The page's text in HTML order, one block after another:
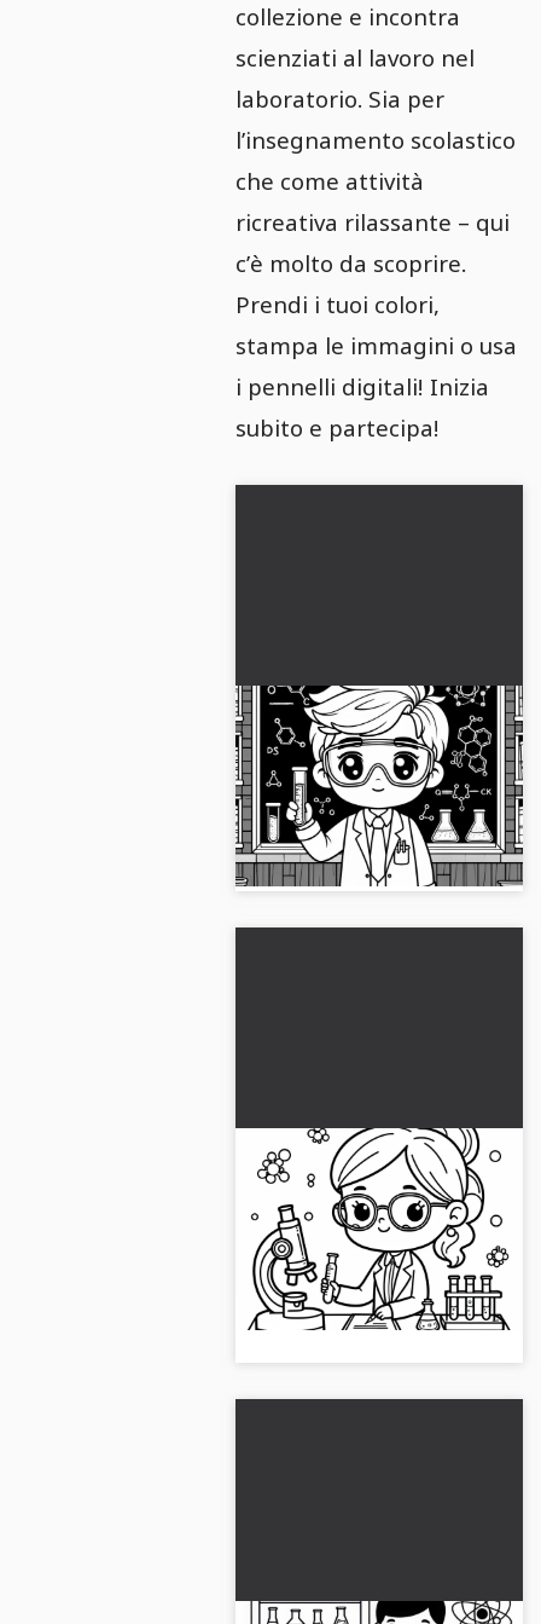
collezione e incontra
scienziati al lavoro nel
laboratorio. Sia per
l’insegnamento scolastico
che come attività
ricreativa rilassante – qui
c’è molto da scoprire.
Prendi i tuoi colori,
stampa le immagini o usa
i pennelli digitali! Inizia
subito e partecipa!
Modello da colorare
gratuito di scienziato
Disegna il disegno da colorare di
uno scienziato. Scaricalo
gratuitamente e inizia subito!...
Scarica gratuitamente e
colora online
un'immagine da colorare
di una scienziata
Scarica subito il disegno da
colorare di una scienziata e
porta colore nel gioco. Scaricalo
adesso!...